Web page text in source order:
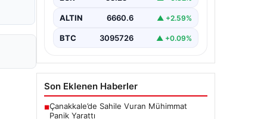
ALTIN 6660.6 ▲ +2.59%
BTC 3095726 ▲ +0.09%
Son Eklenen Haberler
■Çanakkale’de Sahile Vuran Mühimmat
Panik Yarattı